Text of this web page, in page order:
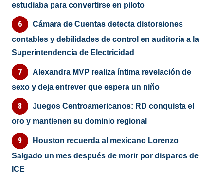
estudiaba para convertirse en piloto
Cámara de Cuentas detecta distorsiones
contables y debilidades de control en auditoría a la
Superintendencia de Electricidad
Alexandra MVP realiza íntima revelación de
sexo y deja entrever que espera un niño
Juegos Centroamericanos: RD conquista el
oro y mantienen su dominio regional
Houston recuerda al mexicano Lorenzo
Salgado un mes después de morir por disparos de
ICE